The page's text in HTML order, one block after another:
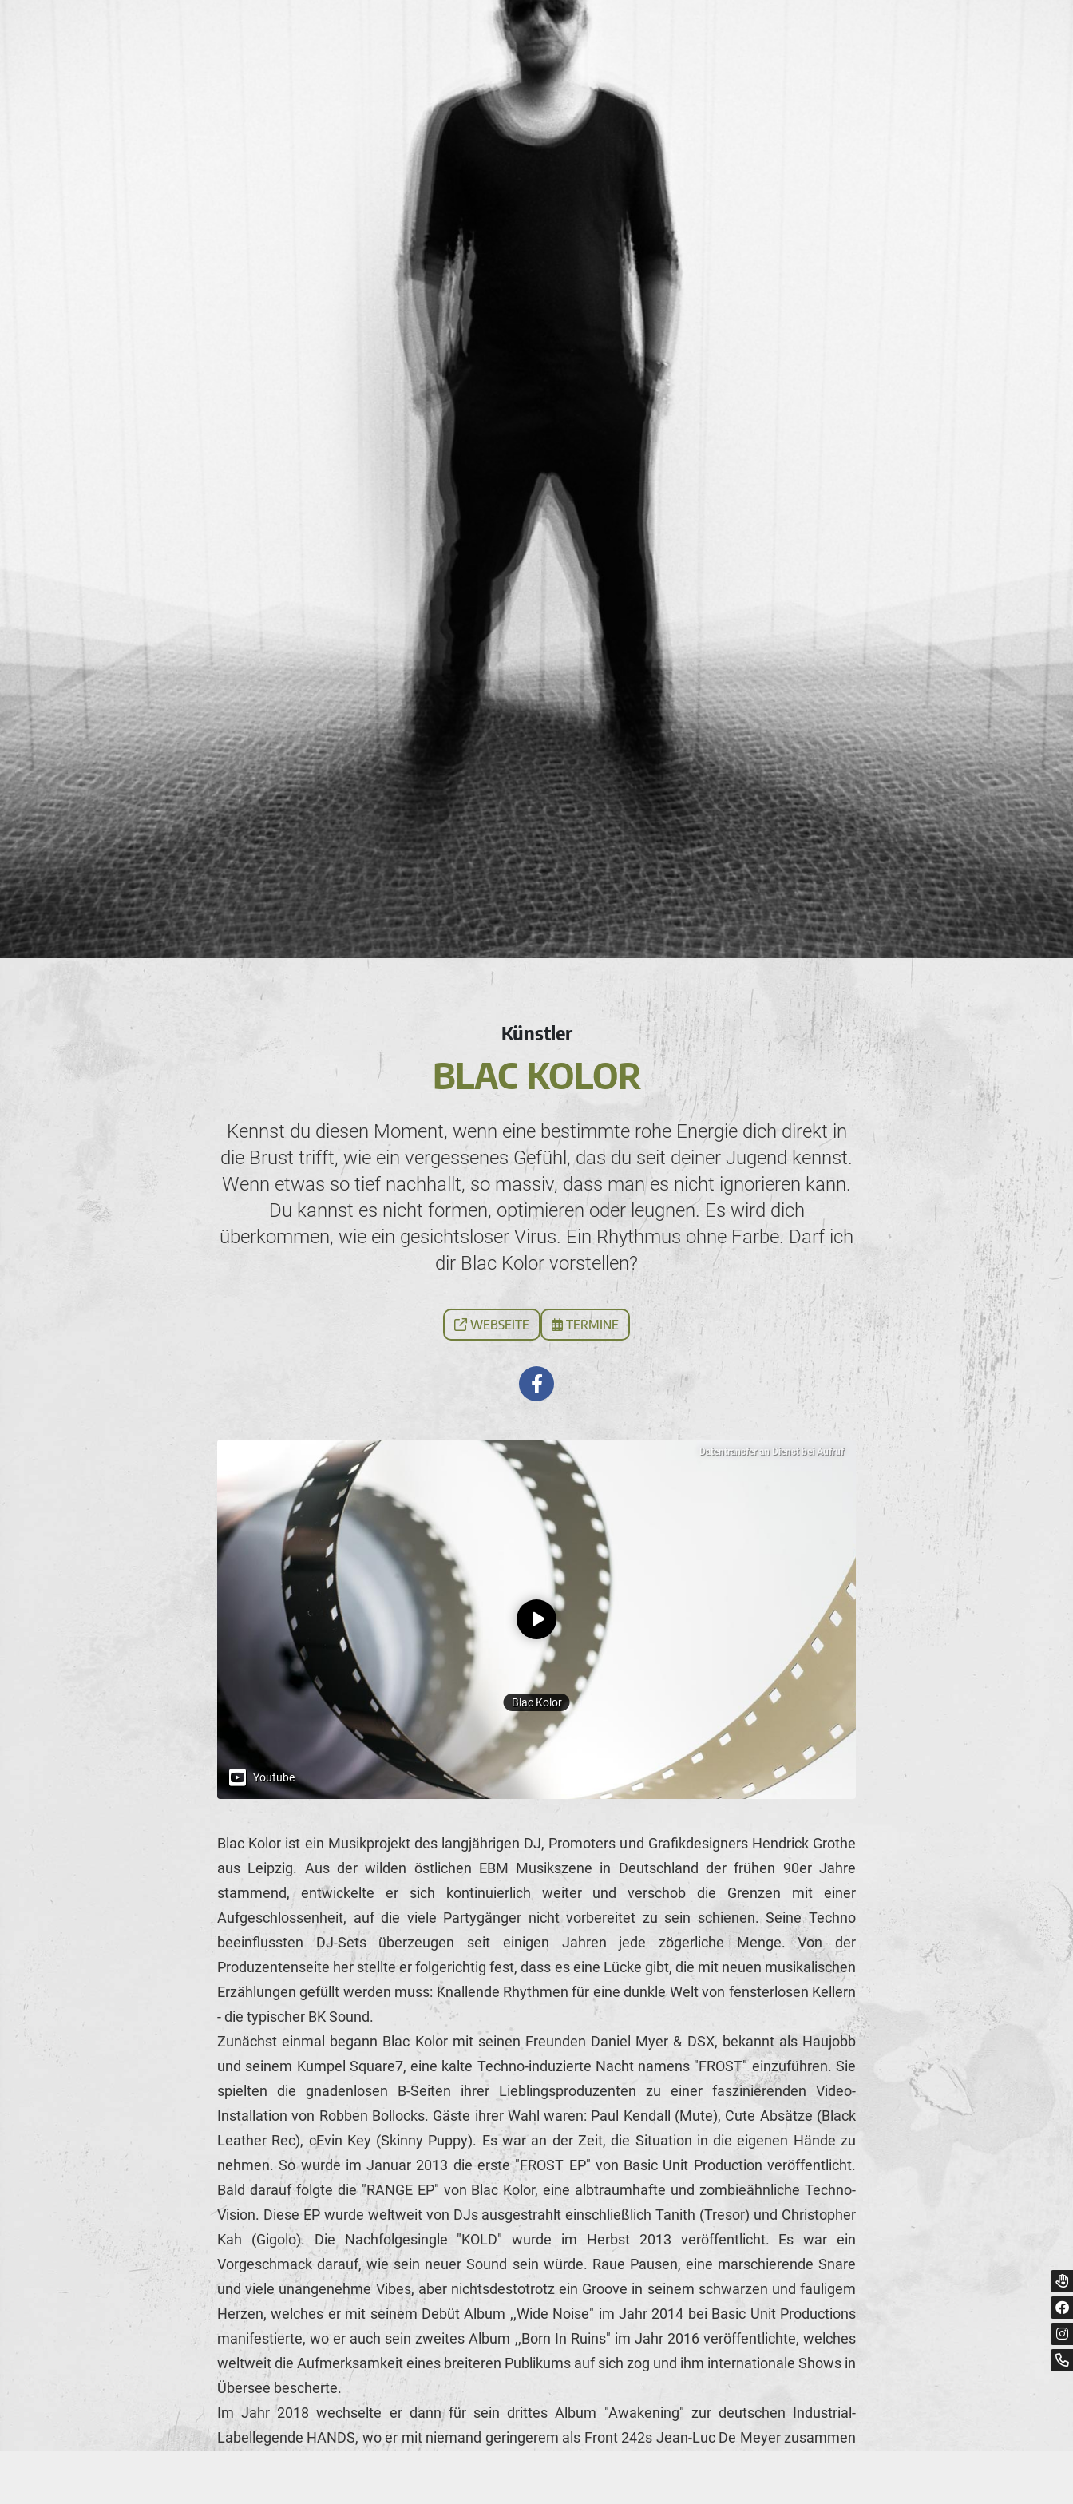
Künstler
BLAC KOLOR
Kennst du diesen Moment, wenn eine bestimmte rohe Energie dich direkt in
die Brust trifft, wie ein vergessenes Gefühl, das du seit deiner Jugend kennst.
Wenn etwas so tief nachhallt, so massiv, dass man es nicht ignorieren kann.
Du kannst es nicht formen, optimieren oder leugnen. Es wird dich
überkommen, wie ein gesichtsloser Virus. Ein Rhythmus ohne Farbe. Darf ich
dir Blac Kolor vorstellen?
WEBSEITE TERMINE
Blac Kolor ist ein Musikprojekt des langjährigen DJ, Promoters und Grafikdesigners Hendrick Grothe
aus Leipzig. Aus der wilden östlichen EBM Musikszene in Deutschland der frühen 90er Jahre
stammend, entwickelte er sich kontinuierlich weiter und verschob die Grenzen mit einer
Aufgeschlossenheit, auf die viele Partygänger nicht vorbereitet zu sein schienen. Seine Techno
beeinflussten DJ-Sets überzeugen seit einigen Jahren jede zögerliche Menge. Von der
Produzentenseite her stellte er folgerichtig fest, dass es eine Lücke gibt, die mit neuen musikalischen
Erzählungen gefüllt werden muss: Knallende Rhythmen für eine dunkle Welt von fensterlosen Kellern
- die typischer BK Sound.
Zunächst einmal begann Blac Kolor mit seinen Freunden Daniel Myer & DSX, bekannt als Haujobb
und seinem Kumpel Square7, eine kalte Techno-induzierte Nacht namens "FROST" einzuführen. Sie
spielten die gnadenlosen B-Seiten ihrer Lieblingsproduzenten zu einer faszinierenden Video-
Installation von Robben Bollocks. Gäste ihrer Wahl waren: Paul Kendall (Mute), Cute Absätze (Black
Leather Rec), cEvin Key (Skinny Puppy). Es war an der Zeit, die Situation in die eigenen Hände zu
nehmen. So wurde im Januar 2013 die erste "FROST EP" von Basic Unit Production veröffentlicht.
Bald darauf folgte die "RANGE EP" von Blac Kolor, eine albtraumhafte und zombieähnliche Techno-
Vision. Diese EP wurde weltweit von DJs ausgestrahlt einschließlich Tanith (Tresor) und Christopher
Kah (Gigolo). Die Nachfolgesingle "KOLD" wurde im Herbst 2013 veröffentlicht. Es war ein
Vorgeschmack darauf, wie sein neuer Sound sein würde. Raue Pausen, eine marschierende Snare
und viele unangenehme Vibes, aber nichtsdestotrotz ein Groove in seinem schwarzen und fauligem
Herzen, welches er mit seinem Debüt Album ,,Wide Noise" im Jahr 2014 bei Basic Unit Productions
manifestierte, wo er auch sein zweites Album ,,Born In Ruins" im Jahr 2016 veröffentlichte, welches
weltweit die Aufmerksamkeit eines breiteren Publikums auf sich zog und ihm internationale Shows in
Übersee bescherte.
Im Jahr 2018 wechselte er dann für sein drittes Album "Awakening" zur deutschen Industrial-
Labellegende HANDS, wo er mit niemand geringerem als Front 242s Jean-Luc De Meyer zusammen